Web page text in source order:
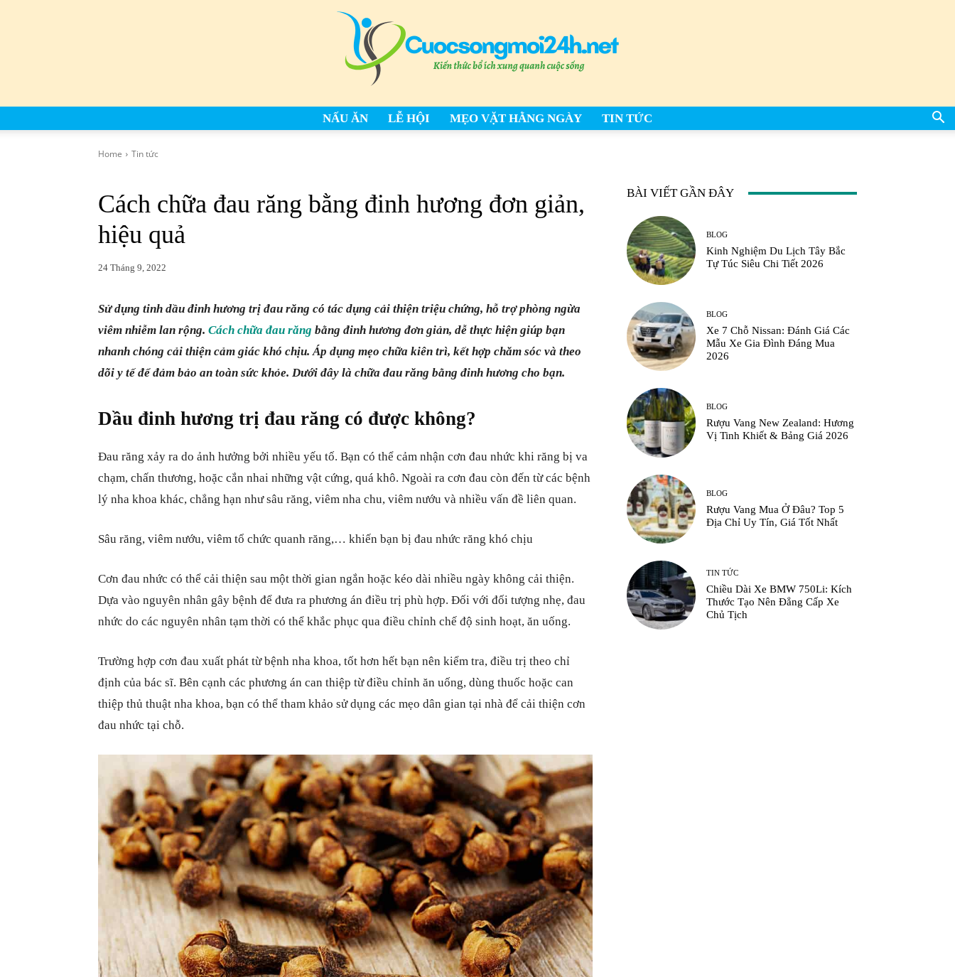
Kiến
xung
quanh
cuộc
NẤU ĂN LỄ HỘI MẸO VẶT HẰNG NGÀY TIN TỨC
Home Tin tức
Cách chữa đau răng bằng đinh hương đơn giản,
hiệu quả
24 Tháng 9, 2022
Sử dụng tinh dầu đinh hương trị đau răng có tác dụng cải thiện triệu chứng, hỗ trợ phòng ngừa
viêm nhiễm lan rộng. Cách chữa đau răng bằng đinh hương đơn giản, dễ thực hiện giúp bạn
nhanh chóng cải thiện cảm giác khó chịu. Áp dụng mẹo chữa kiên trì, kết hợp chăm sóc và theo
dõi y tế để đảm bảo an toàn sức khỏe. Dưới đây là chữa đau răng bằng đinh hương cho bạn.
Dầu đinh hương trị đau răng có được không?
Đau răng xảy ra do ảnh hưởng bởi nhiều yếu tố. Bạn có thể cảm nhận cơn đau nhức khi răng bị va
chạm, chấn thương, hoặc cắn nhai những vật cứng, quá khô. Ngoài ra cơn đau còn đến từ các bệnh
lý nha khoa khác, chẳng hạn như sâu răng, viêm nha chu, viêm nướu và nhiều vấn đề liên quan.
Sâu răng, viêm nướu, viêm tổ chức quanh răng,… khiến bạn bị đau nhức răng khó chịu
Cơn đau nhức có thể cải thiện sau một thời gian ngắn hoặc kéo dài nhiều ngày không cải thiện.
Dựa vào nguyên nhân gây bệnh để đưa ra phương án điều trị phù hợp. Đối với đối tượng nhẹ, đau
nhức do các nguyên nhân tạm thời có thể khắc phục qua điều chỉnh chế độ sinh hoạt, ăn uống.
Trường hợp cơn đau xuất phát từ bệnh nha khoa, tốt hơn hết bạn nên kiểm tra, điều trị theo chỉ
định của bác sĩ. Bên cạnh các phương án can thiệp từ điều chỉnh ăn uống, dùng thuốc hoặc can
thiệp thủ thuật nha khoa, bạn có thể tham khảo sử dụng các mẹo dân gian tại nhà để cải thiện cơn
đau nhức tại chỗ.
BÀI VIẾT GẦN ĐÂY
BLOG
Kinh Nghiệm Du Lịch Tây Bắc
Tự Túc Siêu Chi Tiết 2026
BLOG
Xe 7 Chỗ Nissan: Đánh Giá Các
Mẫu Xe Gia Đình Đáng Mua
2026
BLOG
Rượu Vang New Zealand: Hương
Vị Tinh Khiết & Bảng Giá 2026
BLOG
Rượu Vang Mua Ở Đâu? Top 5
Địa Chỉ Uy Tín, Giá Tốt Nhất
TIN TỨC
Chiều Dài Xe BMW 750Li: Kích
Thước Tạo Nên Đẳng Cấp Xe
Chủ Tịch